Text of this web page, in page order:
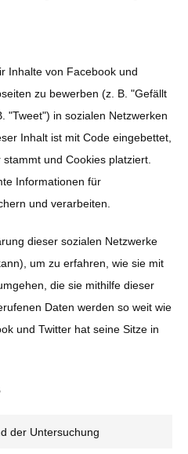
Inhalte von Facebook und
zu bewerben (z. B. "Gefällt
"Tweet") in sozialen Netzwerken
Inhalt ist mit Code eingebettet,
und Cookies platziert.
Informationen für
und verarbeiten.
dieser sozialen Netzwerke
um zu erfahren, wie sie mit
die sie mithilfe dieser
Daten werden so weit wie
und Twitter hat seine Sitze in
der Untersuchung